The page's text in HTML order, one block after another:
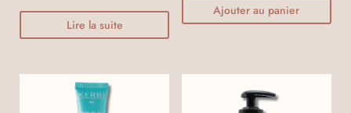
Lire la suite
Ajouter au panier